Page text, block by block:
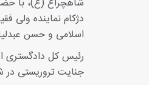
دژکام نماینده ولی
اسلامی و حسن
جنایت تروریستی در